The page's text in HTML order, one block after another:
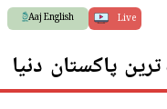
Live
Aaj English
ترین پاکستان دنیا